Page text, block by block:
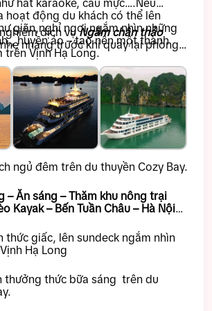
hát karaoke, câu mực….Nếu
hoạt động du khách có thể lên
giãn,nghỉ ngơi ngắm nhìn những
huyền ảo – tạo nên một thành
trên Vịnh Hạ Long.
dịch vụNgâm chân thảo
nhàng trước khi quay lại phòng
ngủ đêm trên du thuyền Cozy Bay.
– Ăn sáng – Thăm khu nông trại
Kayak – Bến Tuần Châu – Hà Nội
thức giấc, lên sundeck ngắm nhìn
Hạ Long
thưởng thức bữa sáng trên du